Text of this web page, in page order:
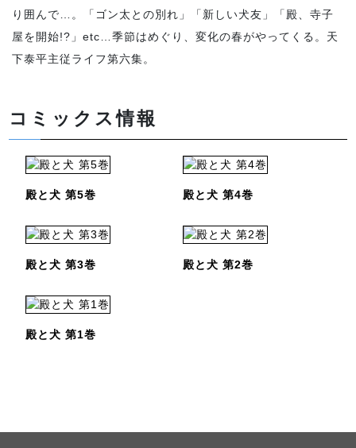
り囲んで…。「ゴン太との別れ」「新しい犬友」「殿、寺子
屋を開始!?」etc…季節はめぐり、変化の春がやってくる。天
下泰平主従ライフ第六集。
コミックス情報
殿と犬 第5巻 殿と犬 第4巻
殿と犬 第3巻 殿と犬 第2巻
殿と犬 第1巻